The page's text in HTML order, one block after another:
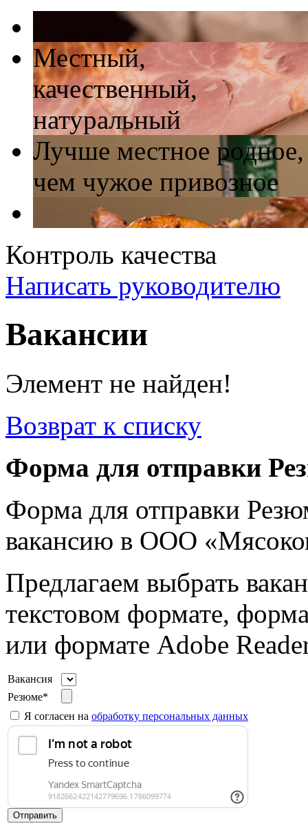
Местный,
качественный,
натуральный
Лучше местное родное,
чем чужое привозное
Контроль качества
Написать руководителю
Вакансии
Элемент не найден!
Возврат к списку
Форма для отправки
Форма для отправки
вакансию в ООО
Предлагаем выбрать
текстовом формате,
или формате Adobe
Вакансия
Резюме*
Я согласен на обработку персональных данных
Отправить